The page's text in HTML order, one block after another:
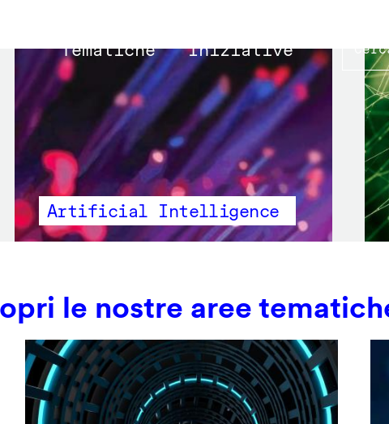
Main
navigation
Tematiche Iniziative
Artificial Intelligence
le nostre aree